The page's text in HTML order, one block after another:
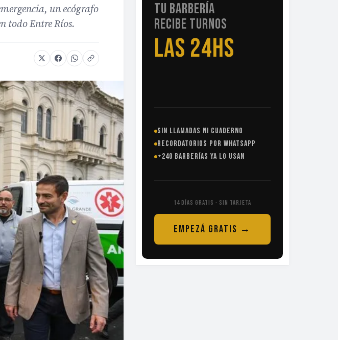
un ecógrafo
todo Entre Ríos.
TU BARBERÍA
RECIBE TURNOS
LAS 24HS
SIN LLAMADAS NI CUADERNO
RECORDATORIOS POR WHATSAPP
+240 BARBERÍAS YA LO USAN
14 DÍAS GRATIS · SIN TARJETA
EMPEZÁ GRATIS →